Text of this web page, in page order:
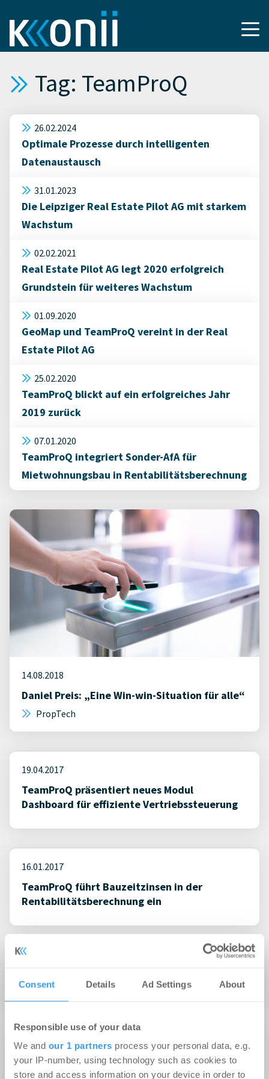
Consent Details Ad Settings About
Responsible use of your data
We and our 1 partners process your personal data, e.g.
your IP-number, using technology such as cookies to
store and access information on your device in order to
Tag: TeamProQ
26.02.2024
Optimale Prozesse durch intelligenten
Datenaustausch
31.01.2023
Die Leipziger Real Estate Pilot AG mit starkem
Wachstum
02.02.2021
Real Estate Pilot AG legt 2020 erfolgreich
Grundstein für weiteres Wachstum
01.09.2020
GeoMap und TeamProQ vereint in der Real
Estate Pilot AG
25.02.2020
TeamProQ blickt auf ein erfolgreiches Jahr
2019 zurück
07.01.2020
TeamProQ integriert Sonder-AfA für
Mietwohnungsbau in Rentabilitätsberechnung
14.08.2018
Daniel Preis: „Eine Win-win-Situation für alle“
PropTech
19.04.2017
TeamProQ präsentiert neues Modul
Dashboard für effiziente Vertriebssteuerung
16.01.2017
TeamProQ führt Bauzeitzinsen in der
Rentabilitätsberechnung ein
Zusammen verkaufen, zusammen profitieren
23.11.2016
Jetzt vormerken: TeamProQ-Black-Friday-